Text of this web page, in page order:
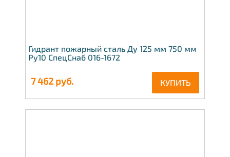
Гидрант пожарный сталь Ду 125 мм 750 мм
Ру10 СпецСнаб 016-1672
7 462 руб. КУПИТЬ